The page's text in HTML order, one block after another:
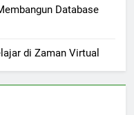
Database
di Zaman Virtual